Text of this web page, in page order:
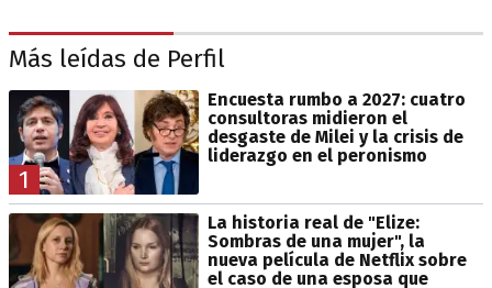
Más leídas de Perfil
1
Encuesta rumbo a 2027: cuatro
consultoras midieron el
desgaste de Milei y la crisis de
liderazgo en el peronismo
La historia real de "Elize:
Sombras de una mujer", la
nueva película de Netflix sobre
el caso de una esposa que